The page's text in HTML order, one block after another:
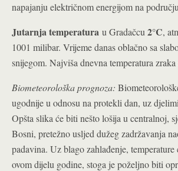
napajanju električnom energijom na
Jutarnja temperatura u Gradačcu 2°C,
1001 milibar. Vrijeme danas oblačno sa
snijegom. Najviša dnevna temperatura
Biometeorološka prognoza:
ugodnije u odnosu na protekli dan, uz
Opšta slika će biti nešto lošija u centralnoj,
Bosni, pretežno usljed dužeg zadržavanja
padavina. Uz blago zahlađenje,
ovom dijelu godine, stoga je poželjno biti